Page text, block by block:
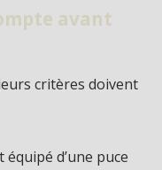
avant
critères doivent
équipé d’une puce